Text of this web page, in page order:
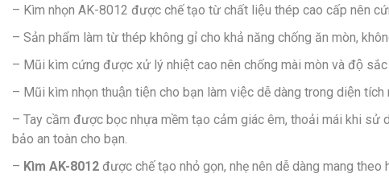
– Kìm nhọn AK-8012 được chế tạo từ chất liệu thép cao cấp nên
– Sản phẩm làm từ thép không gỉ cho khả năng chống ăn mòn,
– Mũi kìm cứng được xử lý nhiệt cao nên chống mài mòn và độ
– Mũi kìm nhọn thuận tiện cho bạn làm việc dễ dàng trong diện tích
– Tay cầm được bọc nhựa mềm tạo cảm giác êm, thoải mái khi
bảo an toàn cho bạn.
– Kìm AK-8012 được chế tạo nhỏ gọn, nhẹ nên dễ dàng mang